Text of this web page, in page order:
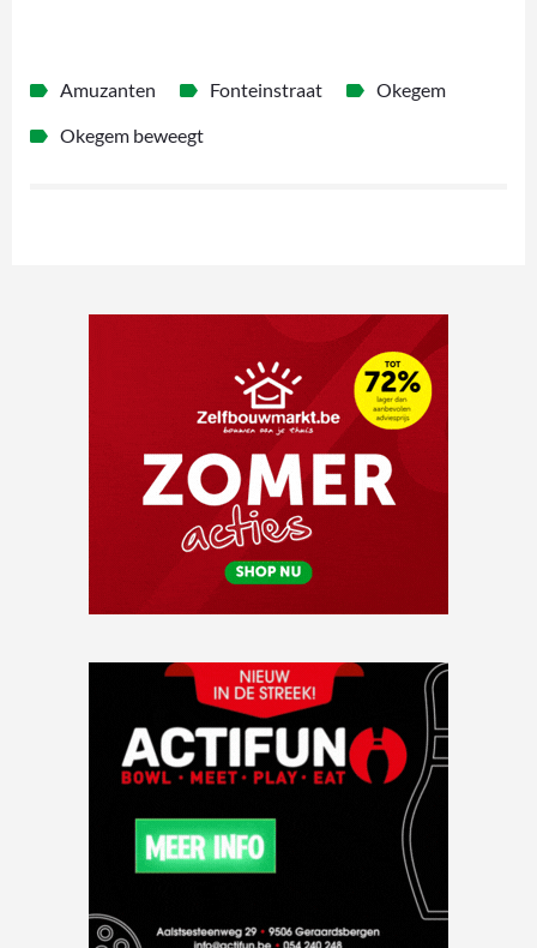
Amuzanten Fonteinstraat
Okegem
Okegem beweegt